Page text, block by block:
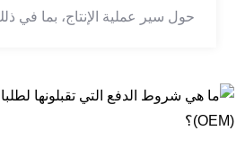
حول سير عملية الإنتاج، بما في
عبر البريد الإلكتروني أو واتساب